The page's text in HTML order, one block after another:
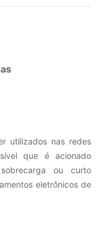
utilizados nas redes
que é acionado
ou curto
eletrônicos de